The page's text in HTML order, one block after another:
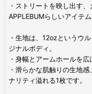
・ストリートを映し出す
APPLEBUMらしいアイテム
・生地は、12ozというウ
ジナルボディ。
・身幅とアームホールを
・滑らかな肌触りの生地
ナリティ溢れる1枚です。